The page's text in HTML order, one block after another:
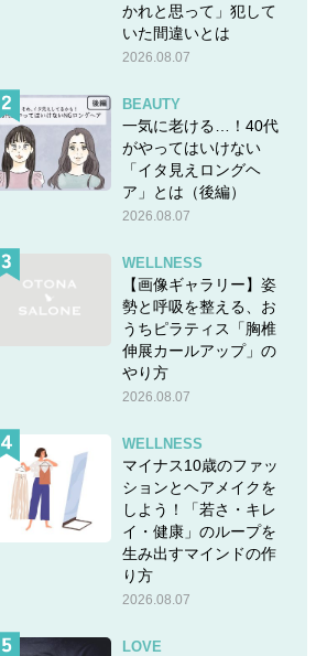
かれと思って」犯して
いた間違いとは
2026.08.07
BEAUTY
一気に老ける…！40代
がやってはいけない
「イタ見えロングヘ
ア」とは（後編）
2026.08.07
WELLNESS
【画像ギャラリー】姿
勢と呼吸を整える、お
うちピラティス「胸椎
伸展カールアップ」の
やり方
2026.08.07
WELLNESS
マイナス10歳のファッ
ションとヘアメイクを
しよう！「若さ・キレ
イ・健康」のループを
生み出すマインドの作
り方
2026.08.07
LOVE